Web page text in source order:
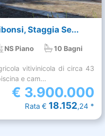
Staggia Se...
NS Piano 10 Bagni
vitivinicola di circa 43
e cam...
€ 3.900.000
Rata € 18.152,24 *